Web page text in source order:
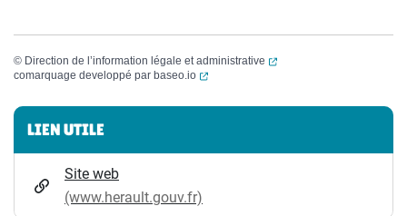
© Direction de l’information légale et administrative
(ouverture dans un
comarquage developpé par baseo.io (ouverture dans un nouvel onglet)
Informations complémentaires
LIEN UTILE
Site web
(www.herault.gouv.fr)